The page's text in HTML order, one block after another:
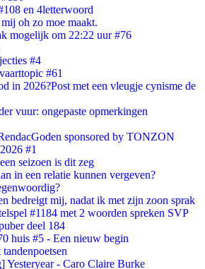
en 4letterwoord
oh zo moe maakt.
mogelijk om 22:22 uur #76
#4
#61
in 2026?Post met een vleugje cynisme de
vuur: ongepaste opmerkingen
sponsored by TONZON
#1
seizoen is dit zeg
in een relatie kunnen vergeven?
bedreigt mij, nadat ik met zijn zoon sprak
#1184 met 2 woorden spreken SVP
deel 184
huis #5 - Een nieuw begin
Yesteryear - Caro Claire Burke